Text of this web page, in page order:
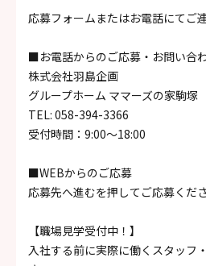
応募フォームまたはお電話にてご
■お電話からのご応募・お問い合
株式会社羽島企画
グループホーム ママーズの家駒塚
TEL: 058-394-3366
受付時間：9:00～18:00
■WEBからのご応募
応募先へ進むを押してご応募くださ
【職場見学受付中！】
入社する前に実際に働くスタッフ